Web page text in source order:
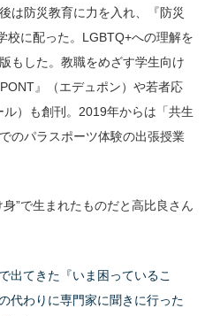
は防災教育に力を入れ、『防災
校に配った。LGBTQ+への理解を
もした。教職をめざす学生向け
』（エデュポン）や若者応
）も創刊。2019年からは「共生
のパラスポーツ体験の出張授業
”で生まれたものだと高比良さん
出てきた『いま困っているこ
代わりに専門家に聞きに行った